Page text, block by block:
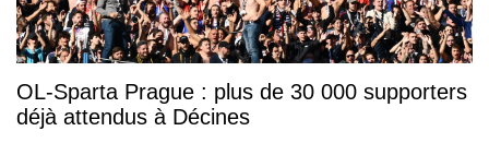
OL-Sparta Prague : plus de 30 000 supporters
déjà attendus à Décines